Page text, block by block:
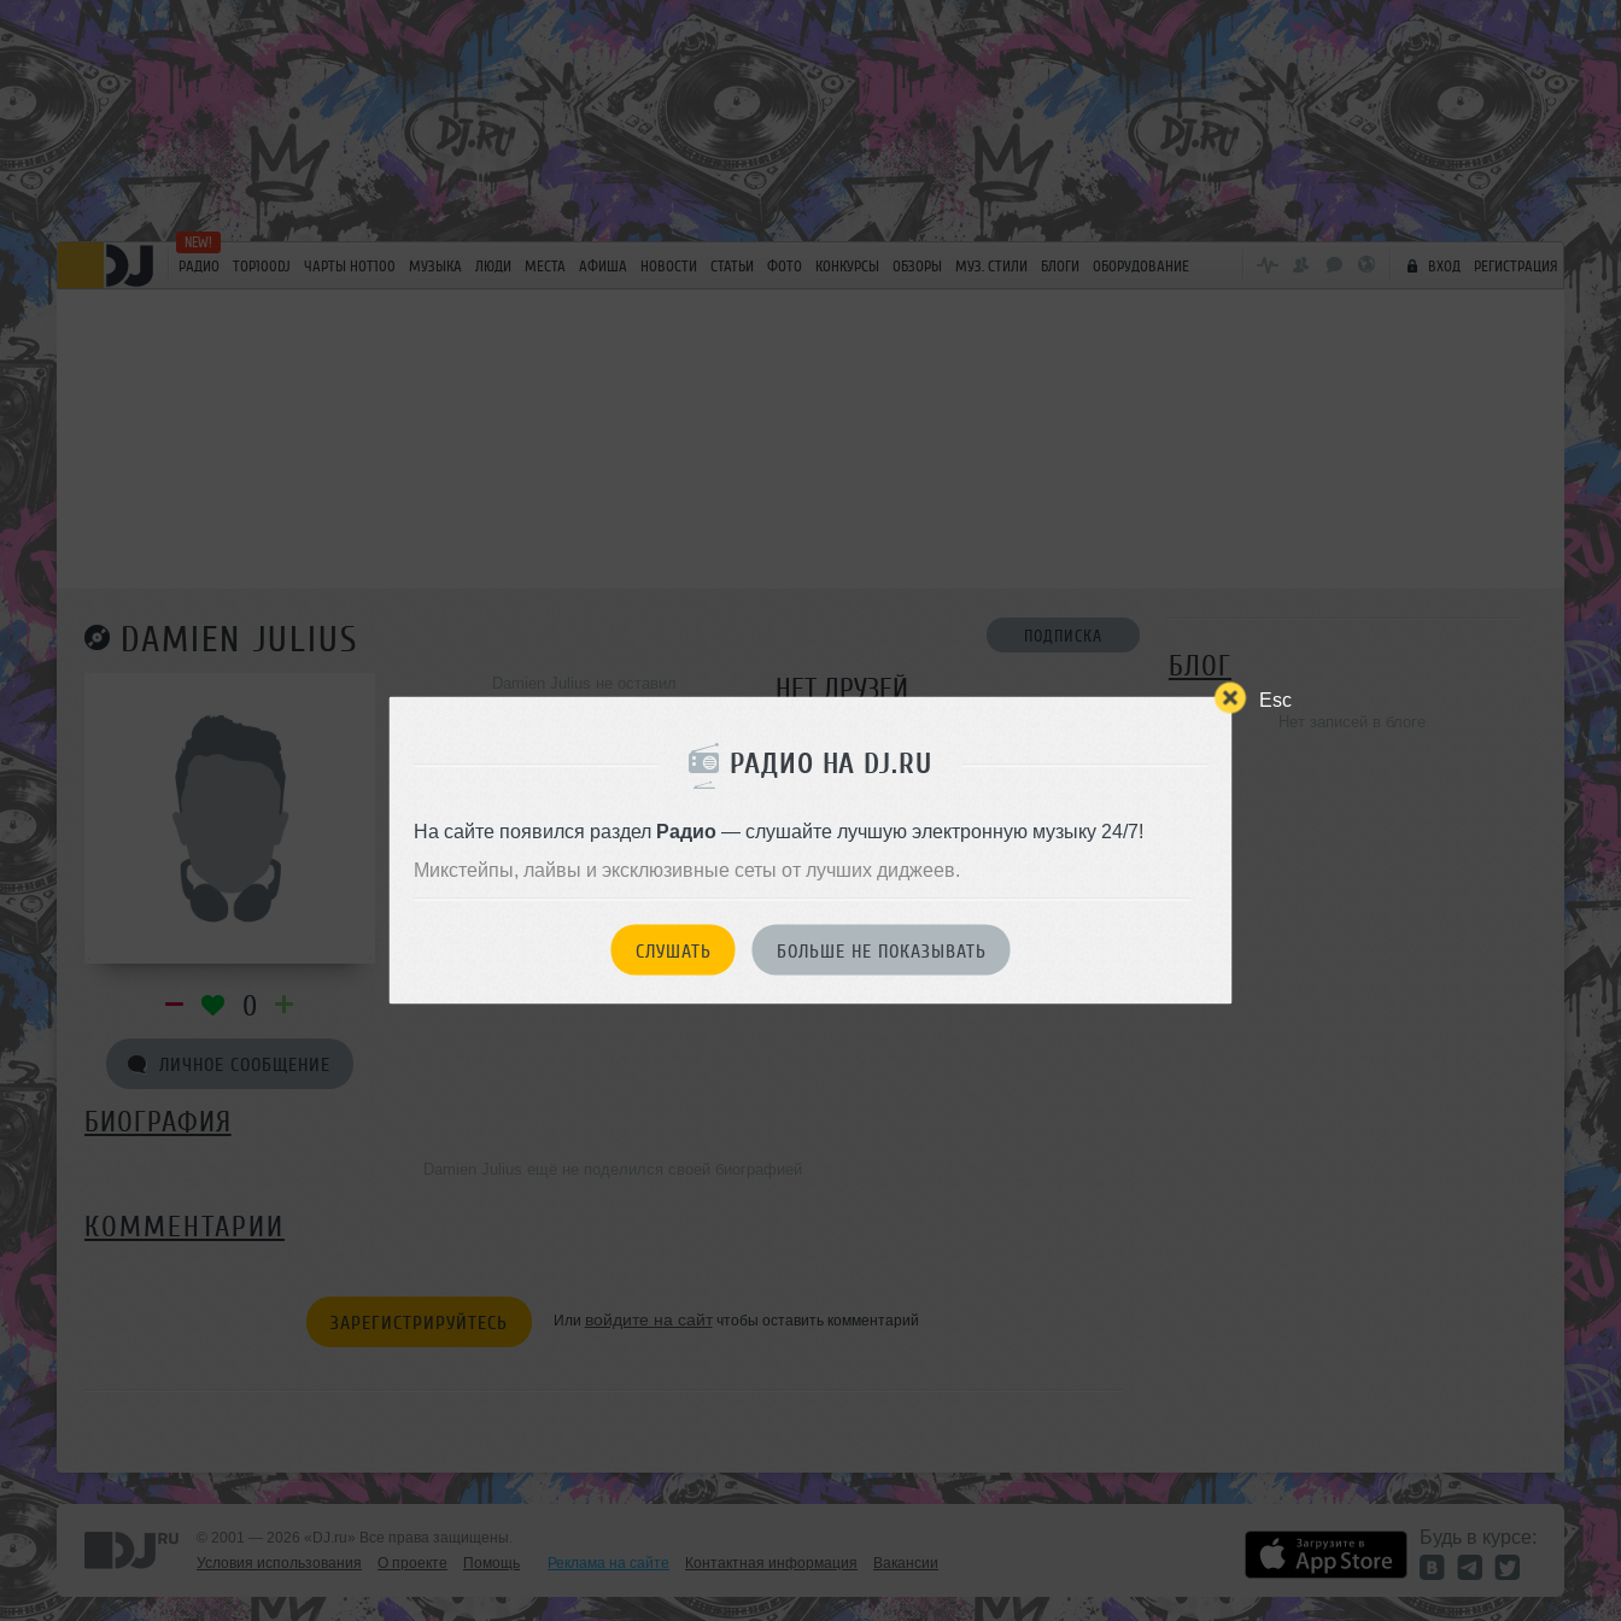
Esc
РАДИО НА DJ.RU
На сайте появился раздел Радио— слушайте лучшую электронную музыку 24/7!
Микстейпы, лайвы и эксклюзивные сеты от лучших диджеев.
СЛУШАТЬ БОЛЬШЕ НЕ ПОКАЗЫВАТЬ
РАДИО TOP100DJ ЧАРТЫ HOT100 МУЗЫКА ЛЮДИ МЕСТА АФИША НОВОСТИ СТАТЬИ ФОТО КОНКУРСЫ ОБЗОРЫ МУЗ. СТИЛИ БЛОГИ ОБОРУДОВАНИЕ ВХОД РЕГИСТРАЦИЯ
DAMIEN JULIUS ПОДПИСКА
0
ЛИЧНОЕ СООБЩЕНИЕ
НЕТ ДРУЗЕЙ
БИОГРАФИЯ
КОММЕНТАРИИ
ЗАРЕГИСТРИРУЙТЕСЬ Или войдите на сайтчтобы оставить комментарий
БЛОГ
© 2001 — 2026 «DJ.ru» Все права защищены.
Условия использования
О проекте Помощь Реклама на сайте Контактная информация Вакансии
Будь в курсе: